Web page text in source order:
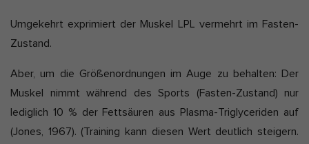
Umgekehrt exprimiert der Muskel LPL vermehrt im Fasten-
Zustand.
Aber, um die Größenordnungen im Auge zu behalten: Der
Muskel nimmt während des Sports (Fasten-Zustand) nur
lediglich 10 % der Fettsäuren aus Plasma-Triglyceriden auf
(Jones, 1967). (Training kann diesen Wert deutlich steigern.